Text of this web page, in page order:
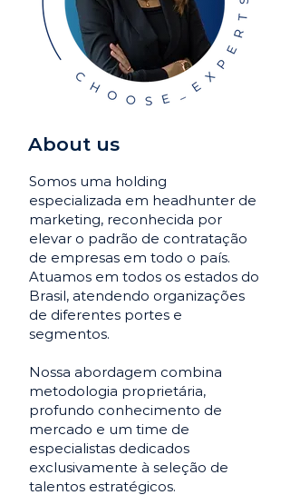
About us
Somos uma holding
especializada em headhunter de
marketing, reconhecida por
elevar o padrão de contratação
de empresas em todo o país.
Atuamos em todos os estados do
Brasil, atendendo organizações
de diferentes portes e
segmentos.
Nossa abordagem combina
metodologia proprietária,
profundo conhecimento de
mercado e um time de
especialistas dedicados
exclusivamente à seleção de
talentos estratégicos.